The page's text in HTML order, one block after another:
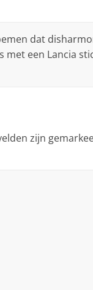
dat
een Lancia
zijn